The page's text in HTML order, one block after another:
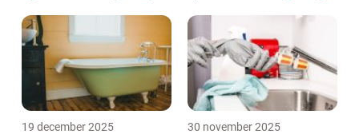
19 december 2025 30 november 2025